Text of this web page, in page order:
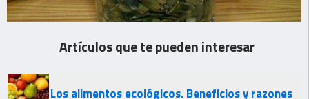
Artículos que te pueden interesar
Los alimentos ecológicos. Beneficios y razones